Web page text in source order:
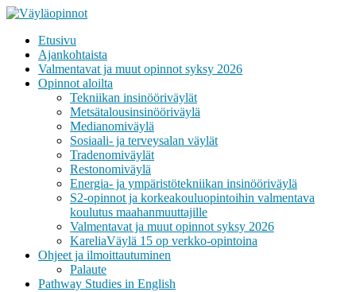
Skip
content
VÄYLÄOPINNOT
Etusivu
Ajankohtaista
Valmentavat ja muut opinnot syksy 2026
Opinnot aloilta
Tekniikan insinööriväylät
Metsätalousinsinööriväylä
Medianomiväylä
Sosiaali- ja terveysalan väylät
Tradenomiväylät
Restonomiväylä
Energia- ja ympäristötekniikan insinööriväylä
S2-opinnot ja korkeakouluopintoihin valmentava
koulutus maahanmuuttajille
Valmentavat ja muut opinnot syksy 2026
KareliaVäylä 15 op verkko-opintoina
Ohjeet ja ilmoittautuminen
Palaute
Pathway Studies in English